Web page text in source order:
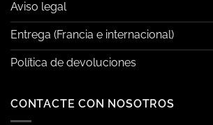
Aviso legal
Entrega (Francia e internacional)
Política de devoluciones
CONTACTE CON NOSOTROS